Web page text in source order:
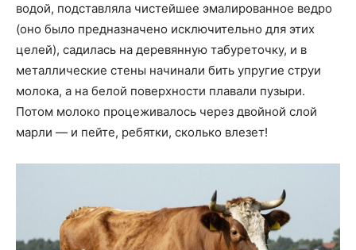
водой, подставляла чистейшее эмалированное ведро
(оно было предназначено исключительно для этих
целей), садилась на деревянную табуреточку, и в
металлические стены начинали бить упругие струи
молока, а на белой поверхности плавали пузыри.
Потом молоко процеживалось через двойной слой
марли — и пейте, ребятки, сколько влезет!